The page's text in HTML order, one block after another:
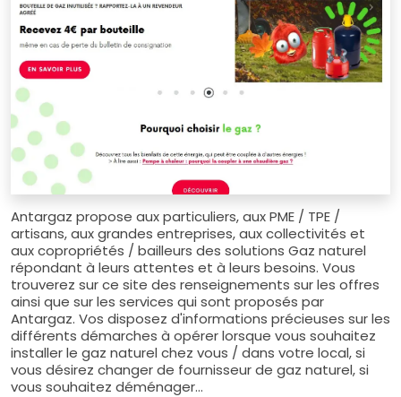
Antargaz propose aux particuliers, aux PME / TPE /
artisans, aux grandes entreprises, aux collectivités et
aux copropriétés / bailleurs des solutions Gaz naturel
répondant à leurs attentes et à leurs besoins. Vous
trouverez sur ce site des renseignements sur les offres
ainsi que sur les services qui sont proposés par
Antargaz. Vos disposez d'informations précieuses sur les
différents démarches à opérer lorsque vous souhaitez
installer le gaz naturel chez vous / dans votre local, si
vous désirez changer de fournisseur de gaz naturel, si
vous souhaitez déménager...